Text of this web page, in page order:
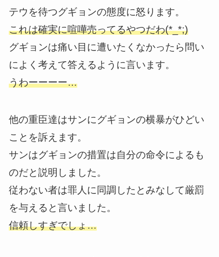
テウを待つグギョンの態度に怒ります。
これは確実に喧嘩売ってるやつだわ(*_*;)
グギョンは痛い目に遭いたくなかったら問い
によく考えて答えるように言います。
うわーーーー…
他の重臣達はサンにグギョンの横暴がひどい
ことを訴えます。
サンはグギョンの措置は自分の命令によるも
のだと説明しました。
従わない者は罪人に同調したとみなして厳罰
を与えると言いました。
信頼しすぎでしょ…